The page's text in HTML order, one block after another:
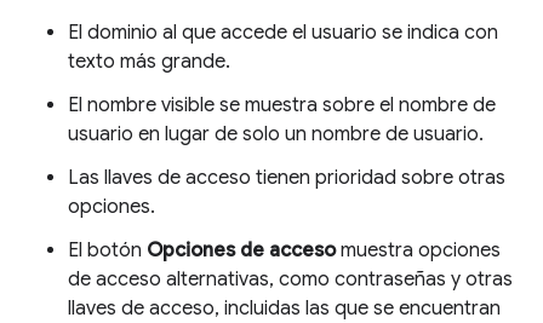
El dominio al que accede el usuario se indica con
texto más grande.
El nombre visible se muestra sobre el nombre de
usuario en lugar de solo un nombre de usuario.
Las llaves de acceso tienen prioridad sobre otras
opciones.
El botón Opciones de accesomuestra opciones
de acceso alternativas, como contraseñas y otras
llaves de acceso, incluidas las que se encuentran